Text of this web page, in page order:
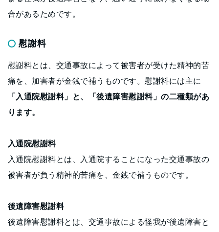
合があるためです。
慰謝料
慰謝料とは、交通事故によって被害者が受けた精神的苦
痛を、加害者が金銭で補うものです。慰謝料には主に
「入通院慰謝料」 と、 「後遺障害慰謝料」の二種類があ
ります。
入通院慰謝料
入通院慰謝料とは、入通院することになった交通事故の
被害者が負う精神的苦痛を、金銭で補うものです。
後遺障害慰謝料
後遺障害慰謝料とは、交通事故による怪我が後遺障害と